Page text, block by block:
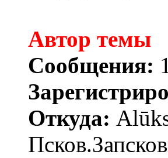
Автор темы
Сообщения:
Откуда: